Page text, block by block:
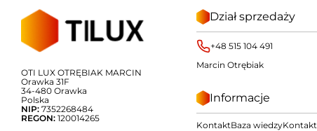
OTI LUX OTRĘBIAK MARCIN
Orawka 31F
34-480 Orawka
Polska
NIP: 7352268484
REGON: 120014265
Dział sprzedaży
+48 515 104 491
Marcin Otrębiak
Informacje
KontaktBaza wiedzyKontakt